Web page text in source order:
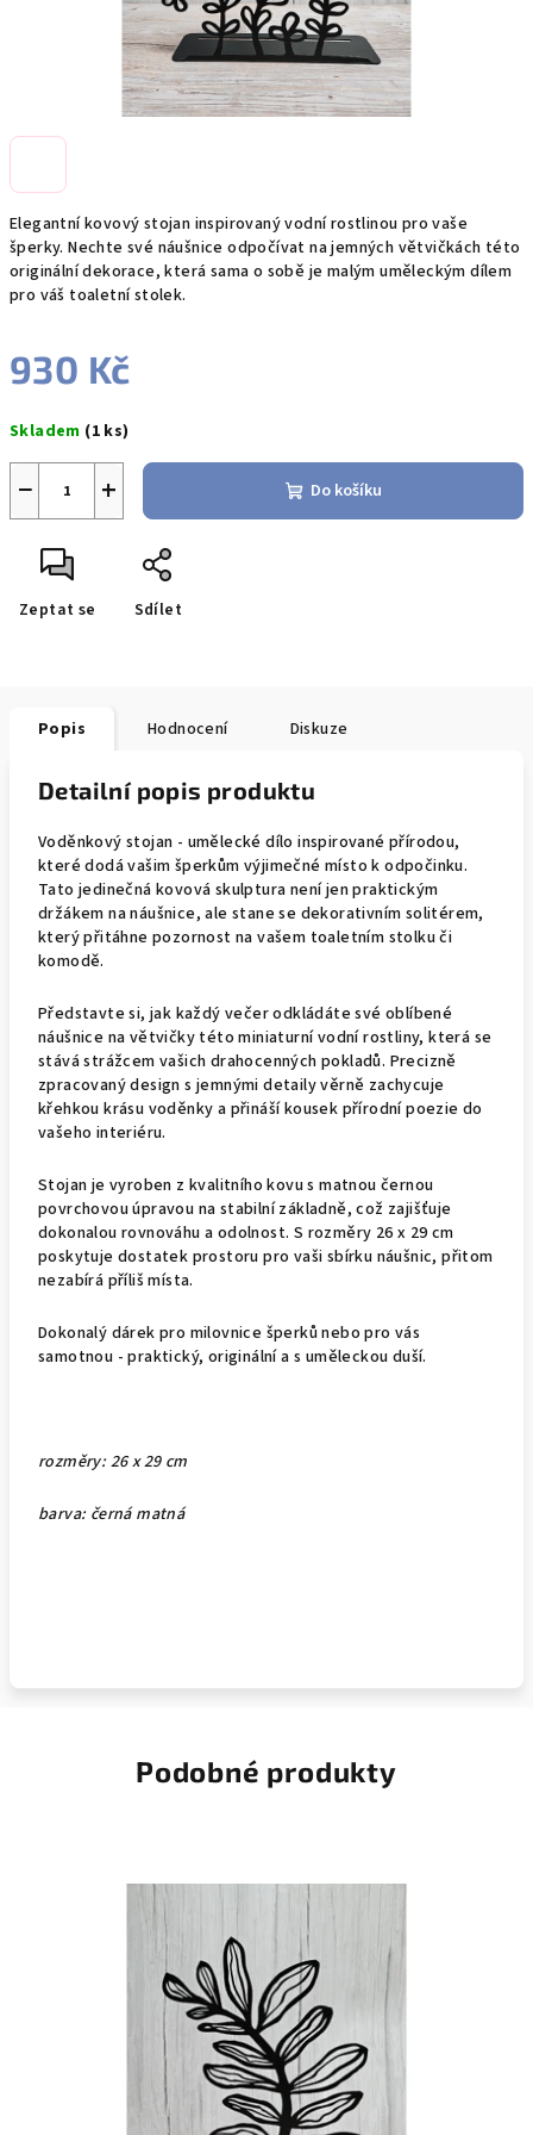
Elegantní kovový stojan inspirovaný vodní rostlinou pro vaše
šperky. Nechte své náušnice odpočívat na jemných větvičkách této
originální dekorace, která sama o sobě je malým uměleckým dílem
pro váš toaletní stolek.
930 Kč
cena:
Skladem (1 ks)
+
− Do košíku
Zeptat se Sdílet
Popis Hodnocení Diskuze
Detailní popis produktu
Voděnkový stojan - umělecké dílo inspirované přírodou,
které dodá vašim šperkům výjimečné místo k odpočinku.
Tato jedinečná kovová skulptura není jen praktickým
držákem na náušnice, ale stane se dekorativním solitérem,
který přitáhne pozornost na vašem toaletním stolku či
komodě.
Představte si, jak každý večer odkládáte své oblíbené
náušnice na větvičky této miniaturní vodní rostliny, která se
stává strážcem vašich drahocenných pokladů. Precizně
zpracovaný design s jemnými detaily věrně zachycuje
křehkou krásu voděnky a přináší kousek přírodní poezie do
vašeho interiéru.
Stojan je vyroben z kvalitního kovu s matnou černou
povrchovou úpravou na stabilní základně, což zajišťuje
dokonalou rovnováhu a odolnost. S rozměry 26 x 29 cm
poskytuje dostatek prostoru pro vaši sbírku náušnic, přitom
nezabírá příliš místa.
Dokonalý dárek pro milovnice šperků nebo pro vás
samotnou - praktický, originální a s uměleckou duší.
rozměry: 26 x 29 cm
barva: černá matná
Podobné produkty